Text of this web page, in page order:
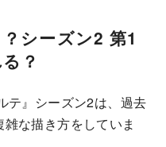
シーズン2 第1
？
テ』シーズン2は、過去
な描き方をしていま